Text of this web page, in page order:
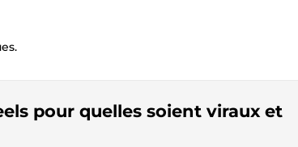
pour quelles soient viraux et